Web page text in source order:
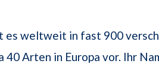
es weltweit in fast 900
40 Arten in Europa vor. Ihr